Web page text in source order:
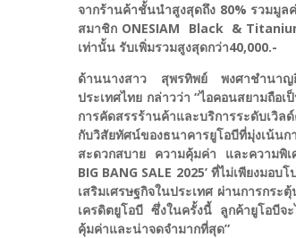
จากร้านค้าชั้นนำสูงสุดถึง 80% รวมมู
สมาชิก ONESIAM Black &
เท่านั้น รับเพิ่มรวมสูงสุดกว่า40,000.-
ด้านนางสาว สุพรทิพย์ พงศาชำนาญ
ประเทศไทย กล่าวว่า “ไอคอนสยามถื
การคัดสรรร้านค้าและบริการระดับเวิ
กับวิสัยทัศน์ของธนาคารยูโอบีที่มุ่งเน้น
สะดวกสบาย ความคุ้มค่า และความพิเ
BIG BANG SALE 2025’ ที่ไม่เพียงม
เสริมเศรษฐกิจในประเทศ ผ่านการกร
เครดิตยูโอบี ซึ่งในครั้งนี้ ลูกค้ายูโอบีจ
คุ้มค่าและน่าจดจำมากที่สุด”